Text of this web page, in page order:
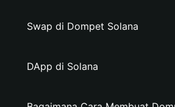
Swap di Dompet Solana
DApp di Solana